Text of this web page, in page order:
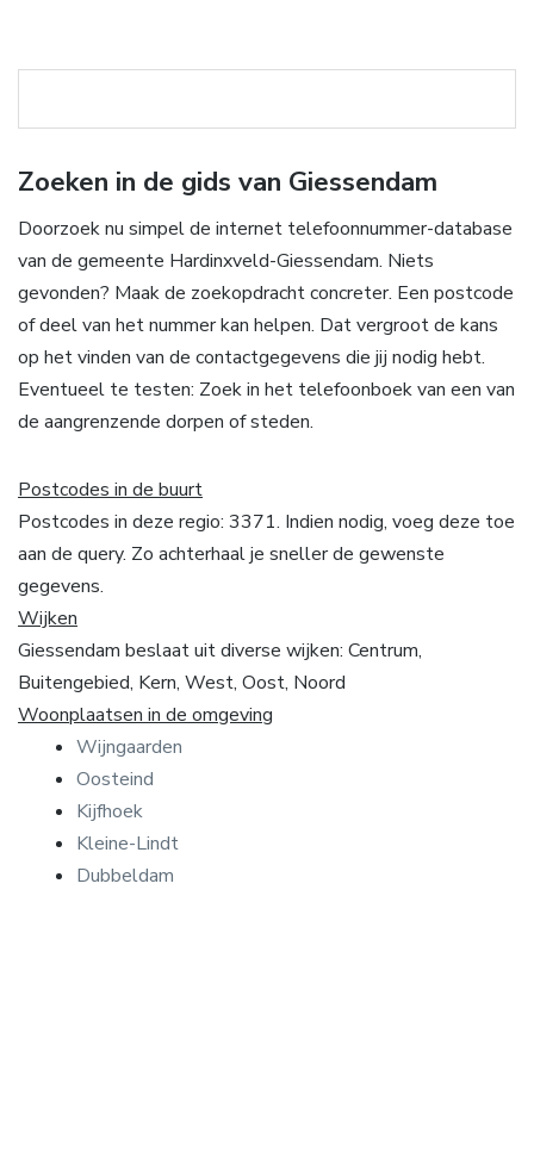
Zoeken in de gids van Giessendam
Doorzoek nu simpel de internet telefoonnummer-database
van de gemeente Hardinxveld-Giessendam. Niets
gevonden? Maak de zoekopdracht concreter. Een postcode
of deel van het nummer kan helpen. Dat vergroot de kans
op het vinden van de contactgegevens die jij nodig hebt.
Eventueel te testen: Zoek in het telefoonboek van een van
de aangrenzende dorpen of steden.
Postcodes in de buurt
Postcodes in deze regio: 3371. Indien nodig, voeg deze toe
aan de query. Zo achterhaal je sneller de gewenste
gegevens.
Wijken
Giessendam beslaat uit diverse wijken: Centrum,
Buitengebied, Kern, West, Oost, Noord
Woonplaatsen in de omgeving
Wijngaarden
Oosteind
Kijfhoek
Kleine-Lindt
Dubbeldam